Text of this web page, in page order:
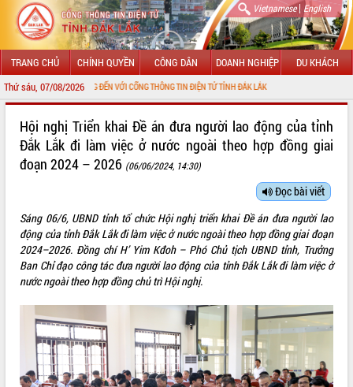
Vietnamese| English
TRANG CHỦ CHÍNH QUYỀN CÔNG DÂN DOANH NGHIỆP DU KHÁCH
Thứ sáu, 07/08/2026
CHÀO MỪNG ĐẾN VỚI CỔNG THÔNG TIN ĐIỆN TỬ TỈNH ĐẮK LẮK
LÃNH ĐẠO UBND TỈNH
SỞ, BAN, NGÀNH
UBND CÁC XÃ, PHƯỜNG
THÔNG TIN CHỈ ĐẠO ĐIỀU HÀNH
VĂN BẢN HĐND TỈNH
ĐIỂM TIN VĂN BẢN
Hội nghị Triển khai Đề án đưa người lao động của tỉnh
Đắk Lắk đi làm việc ở nước ngoài theo hợp đồng giai
đoạn 2024 – 2026 (06/06/2024, 14:30)
Đọc bài viết
Sáng 06/6, UBND tỉnh tổ chức Hội nghị triển khai Đề án đưa người lao
động của tỉnh Đắk Lắk đi làm việc ở nước ngoài theo hợp đồng giai đoạn
2024–2026. Đồng chí H’ Yim Kđoh – Phó Chủ tịch UBND tỉnh, Trưởng
Ban Chỉ đạo công tác đưa người lao động của tỉnh Đắk Lắk đi làm việc ở
nước ngoài theo hợp đồng chủ trì Hội nghị.